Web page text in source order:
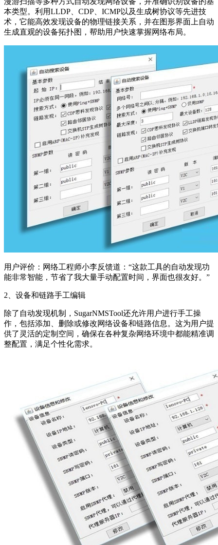
本类型。利用LLDP、CDP、ICMP以及生成树协议等先进技
术，它能高效发现设备的物理链接关系，并在图形界面上自动
生成直观的设备拓扑图，帮助用户快速掌握网络布局。
用户评价：网络工程师小李反馈道：“这款工具的自动发现功
能非常智能，节省了我大量手动配置时间，界面也很友好。”
2、设备和链路手工编辑
除了自动发现机制，SugarNMSTool还允许用户进行手工操
作，包括添加、删除或修改网络设备和链路信息。这为用户提
供了灵活的定制空间，确保在各种复杂网络环境中都能精准调
整配置，满足个性化需求。